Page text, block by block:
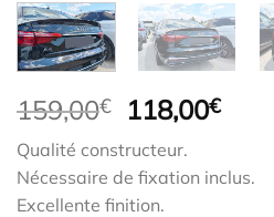
159,00€
Le
initial
était :
118,00€Le
est :
Qualité constructeur.
Nécessaire de fixation inclus.
Excellente finition.